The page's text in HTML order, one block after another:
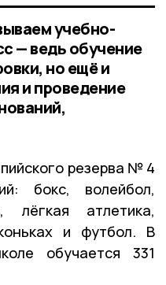
учебно-
— ведь обучение
но ещё и
и проведение
резерва № 4
бокс, волейбол,
атлетика,
и футбол. В
обучается 331